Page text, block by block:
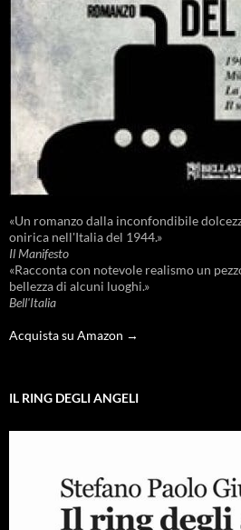
«Un romanzo dalla inconfondibile
onirica nell'Italia del 1944.»
Il Manifesto
«Racconta con notevole realismo un
bellezza di alcuni luoghi.»
Bell'Italia
Acquista su Amazon →
IL RING DEGLI ANGELI